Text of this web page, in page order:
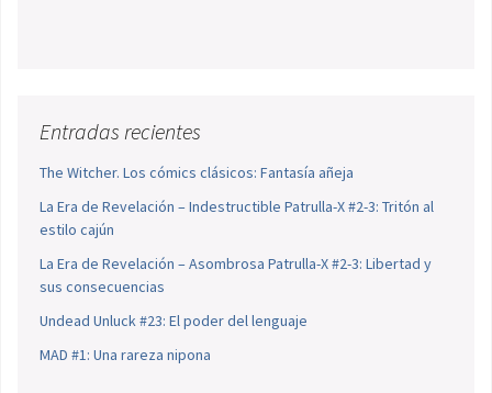
Entradas recientes
The Witcher. Los cómics clásicos: Fantasía añeja
La Era de Revelación – Indestructible Patrulla-X #2-3: Tritón al
estilo cajún
La Era de Revelación – Asombrosa Patrulla-X #2-3: Libertad y
sus consecuencias
Undead Unluck #23: El poder del lenguaje
MAD #1: Una rareza nipona